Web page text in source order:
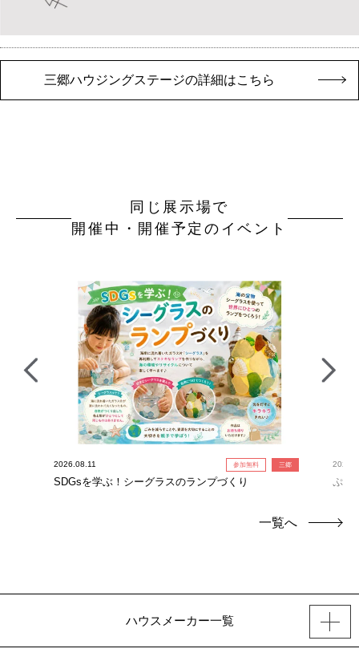
三郷ハウジングステージの詳細はこちら
同じ展示場で
開催中・開催予定のイベント
2026.08.11 参加無料 三郷
SDGsを学ぶ！シーグラスのランプづくり ぷよ
一覧へ
ハウスメーカー一覧